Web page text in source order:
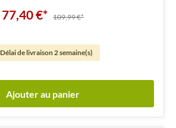
77,40 €* 109,99 €*
Délai de livraison 2 semaine(s)
Ajouter au panier